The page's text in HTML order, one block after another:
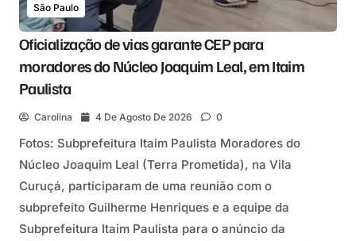
São Paulo
Oficialização de vias garante CEP para
moradores do Núcleo Joaquim Leal, em Itaim
Paulista
Carolina 4 De Agosto De 2026 0
Fotos: Subprefeitura Itaim Paulista Moradores do
Núcleo Joaquim Leal (Terra Prometida), na Vila
Curuçá, participaram de uma reunião com o
subprefeito Guilherme Henriques e a equipe da
Subprefeitura Itaim Paulista para o anúncio da